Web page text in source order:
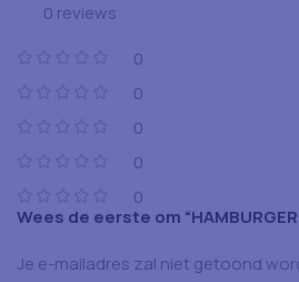
0 reviews
0
0
0
0
0
Wees de eerste om
Je e-mailadres zal niet getoond